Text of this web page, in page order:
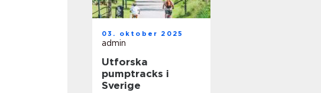
03. oktober 2025
admin
Utforska
pumptracks i
Sverige